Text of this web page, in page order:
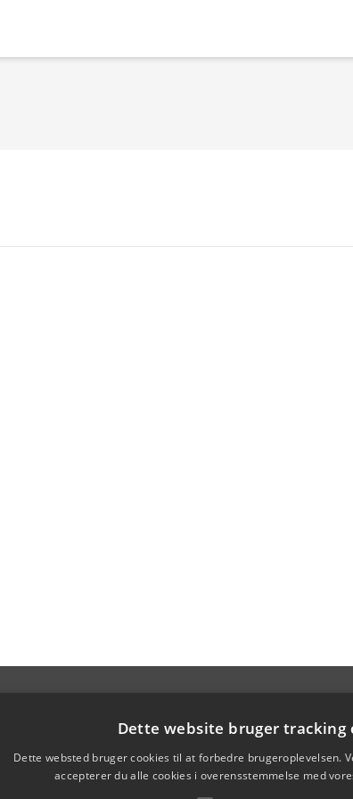
Dette website bruger tracking
Dette websted bruger cookies til at forbedre brugeroplevelsen.
accepterer du alle cookies i overensstemmelse med